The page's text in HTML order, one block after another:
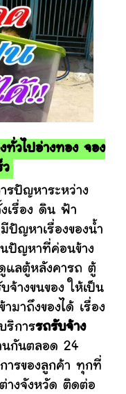
วไปอ่างทอง จอง
ว
ญหาระหว่าง
เรื่อง ดิน ฟ้า
ปัญหาเรื่องของน้ำ
ป็นปัญหาที่ค่อนข้าง
แลตู้หลังคารถ ตู้
างขนของ ให้เป็น
มาถึงของได้ เรื่อง
ริการรถรับจ้าง
านกันตลอด 24
ารของลูกค้า ทุกที่
างจังหวัด ติดต่อ